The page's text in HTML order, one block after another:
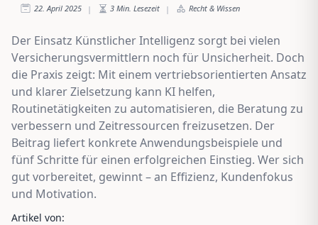
22. April 2025 | 3 Min. Lesezeit | Recht & Wissen
Der Einsatz Künstlicher Intelligenz sorgt bei vielen
Versicherungsvermittlern noch für Unsicherheit. Doch
die Praxis zeigt: Mit einem vertriebsorientierten Ansatz
und klarer Zielsetzung kann KI helfen,
Routinetätigkeiten zu automatisieren, die Beratung zu
verbessern und Zeitressourcen freizusetzen. Der
Beitrag liefert konkrete Anwendungsbeispiele und
fünf Schritte für einen erfolgreichen Einstieg. Wer sich
gut vorbereitet, gewinnt – an Effizienz, Kundenfokus
und Motivation.
Artikel von: